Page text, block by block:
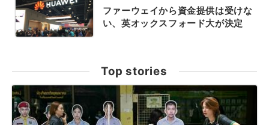
ファーウェイから資金提供は受けな
い、英オックスフォード大が決定
Top stories